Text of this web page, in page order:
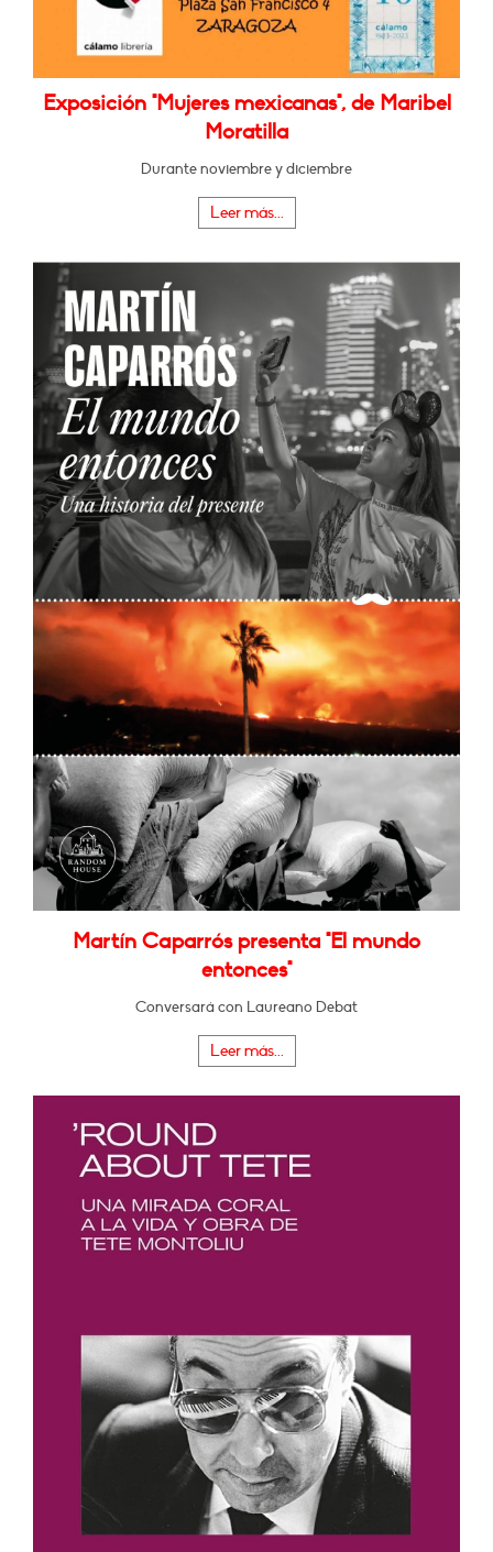
Exposición "Mujeres mexicanas", de Maribel
Moratilla
Durante noviembre y diciembre
Leer más...
Martín Caparrós presenta "El mundo
entonces"
Conversará con Laureano Debat
Leer más...